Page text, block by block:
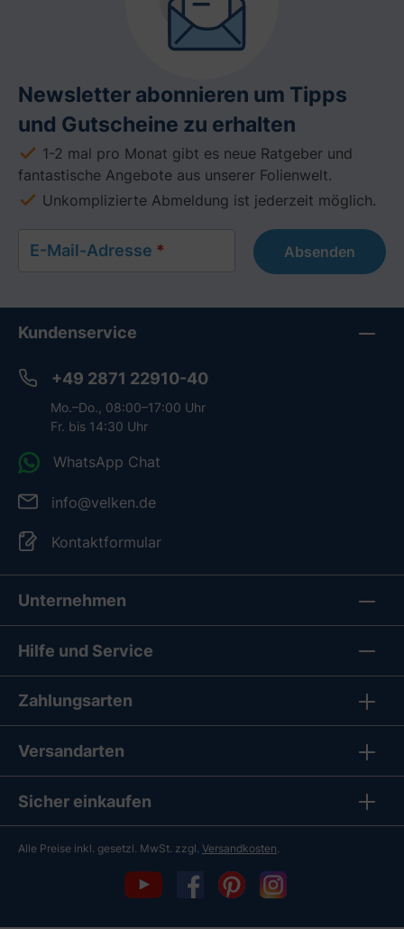
Newsletter abonnieren um Tipps
und Gutscheine zu erhalten
1-2 mal pro Monat gibt es neue Ratgeber und
fantastische Angebote aus unserer Folienwelt.
Unkomplizierte Abmeldung ist jederzeit möglich.
E-Mail-Adresse * Absenden
Unternehmen
Hilfe und Service
Kundenservice
+49 2871 22910-40
Mo.–Do., 08:00–17:00 Uhr
Fr. bis 14:30 Uhr
WhatsApp Chat
info@velken.de
Kontaktformular
Zahlungsarten
Versandarten
Sicher einkaufen
Alle Preise inkl. gesetzl. MwSt. zzgl. Versandkosten.